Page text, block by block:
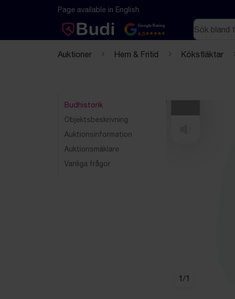
Hoppa till innehåll
Textbaserad (markdown) version av denna sida
Page available in English
Google Rating
4.5
Sök
Auktioner Hem & Fritid Köksfläktar
Budhistorik
Objektsbeskrivning
Auktionsinformation
Auktionsmäklare
Vanliga frågor
1 /1